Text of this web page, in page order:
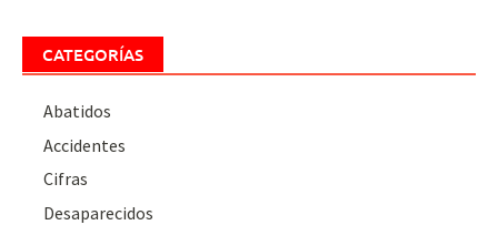
CATEGORÍAS
Abatidos
Accidentes
Cifras
Desaparecidos